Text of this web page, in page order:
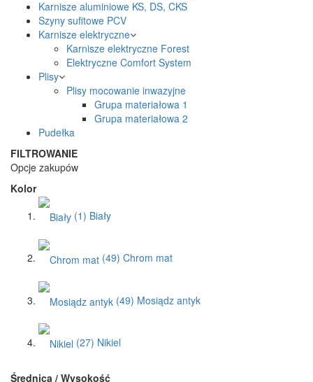
Karnisze aluminiowe KS, DS, CKS
Szyny sufitowe PCV
Karnisze elektryczne
Karnisze elektryczne Forest
Elektryczne Comfort System
Plisy
Plisy mocowanie inwazyjne
Grupa materiałowa 1
Grupa materiałowa 2
Pudełka
FILTROWANIE
Opcje zakupów
Kolor
(1) Biały
(49) Chrom mat
(49) Mosiądz antyk
(27) Nikiel
Średnica / Wysokość